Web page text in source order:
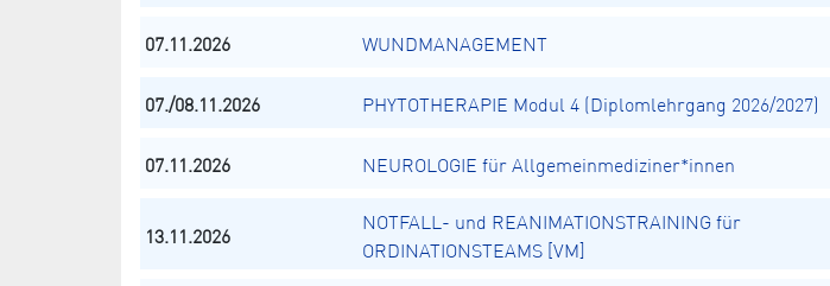
07.11.2026 WUNDMANAGEMENT
07./08.11.2026 PHYTOTHERAPIE Modul 4 (Diplomlehrgang 2026/2027)
07.11.2026 NEUROLOGIE für Allgemeinmediziner*innen
13.11.2026
NOTFALL- und REANIMATIONSTRAINING für
ORDINATIONSTEAMS [VM]